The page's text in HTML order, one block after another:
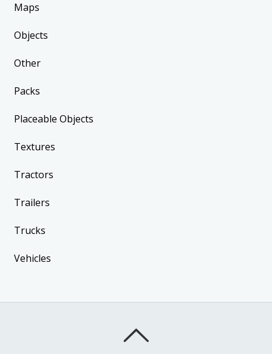
Maps
Objects
Other
Packs
Placeable Objects
Textures
Tractors
Trailers
Trucks
Vehicles